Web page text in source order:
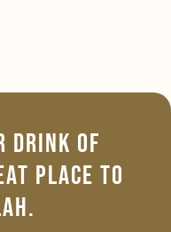
Drink Of
Place To